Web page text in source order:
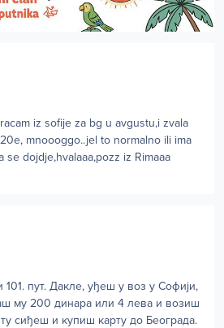
iz sofije za bg u avgustu,i zvala
mnoooggo..jel to normalno ili ima
se dojdje,hvalaaa,pozz iz Rimaaa
пут. Дакле, уђеш у воз у Софији,
му 200 динара или 4 лева и возиш
сиђеш и купиш карту до Београда.